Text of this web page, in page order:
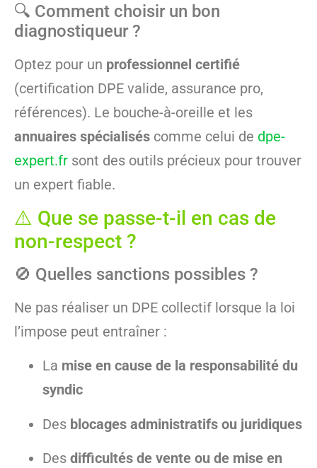
🔍 Comment choisir un bon
diagnostiqueur ?
Optez pour un professionnel certifié
(certification DPE valide, assurance pro,
références). Le bouche-à-oreille et les
annuaires spécialisés comme celui de dpe-
expert.fr sont des outils précieux pour trouver
un expert fiable.
⚠️ Que se passe-t-il en cas de
non-respect ?
🚫 Quelles sanctions possibles ?
Ne pas réaliser un DPE collectif lorsque la loi
l’impose peut entraîner :
La mise en cause de la responsabilité du
syndic
Des blocages administratifs ou juridiques
Des difficultés de vente ou de mise en